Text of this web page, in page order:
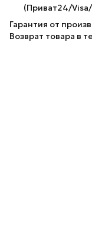
(Приват24/
Гарантия от
Возврат товара в